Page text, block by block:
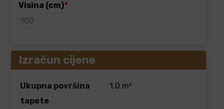
Visina (cm)*
Izračun cijene
Ukupna površina
tapete
1.0 m²